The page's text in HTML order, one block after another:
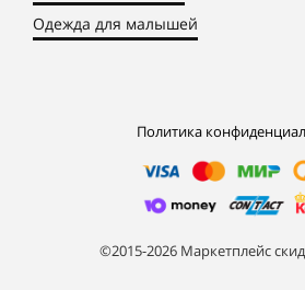
Одежда для малышей
Политика
©2015-2026 Маркетплейс